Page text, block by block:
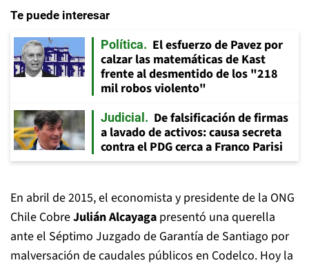
Te puede interesar
Política
El esfuerzo de Pavez por
calzar las matemáticas de Kast
frente al desmentido de los "218
mil robos violento"
Judicial
De falsificación de firmas
a lavado de activos: causa secreta
contra el PDG cerca a Franco Parisi
En abril de 2015, el economista y presidente de la ONG
Chile CobreJulián Alcayaga presentó una querella
ante el Séptimo Juzgado de Garantía de Santiago por
malversación de caudales públicos en Codelco. Hoy la